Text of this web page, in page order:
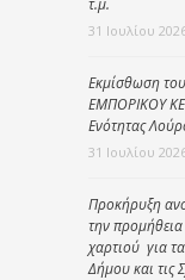
31 Ιουλίου
Εκμίσθωση
ΕΜΠΟΡΙΚΟΥ
Ενότητας
31 Ιουλίου
Προκήρυξη
την
χαρτιού για
Δήμου και τις